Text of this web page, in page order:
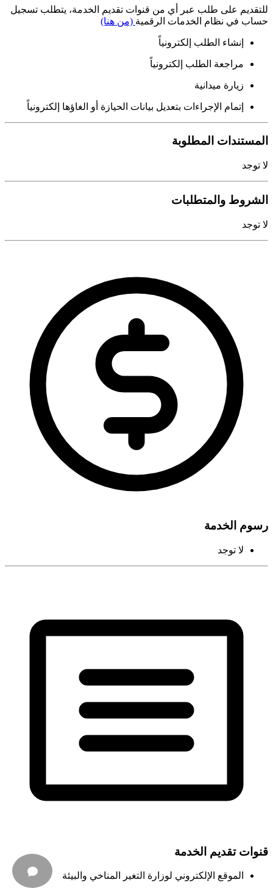
للتقديم على طلب عبر أي من قنوات تقديم الخدمة، يتطلب تسجيل
حساب في نظام الخدمات الرقمية (من هنا)
إنشاء الطلب إلكترونياً
مراجعة الطلب إلكترونياً
زيارة ميدانية
إتمام الإجراءات بتعديل بيانات الحيازة أو الغاؤها إلكترونياً
المستندات المطلوبة
لا توجد
الشروط والمتطلبات
لا توجد
رسوم الخدمة
لا توجد
قنوات تقديم الخدمة
الموقع الإلكتروني لوزارة التغير المناخي والبيئة